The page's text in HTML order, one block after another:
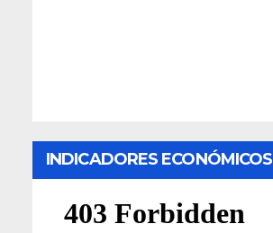
INDICADORES ECONÓMICOS